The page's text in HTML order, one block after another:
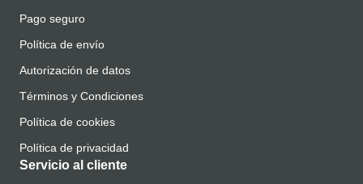
Pago seguro
Política de envío
Autorización de datos
Términos y Condiciones
Política de cookies
Política de privacidad
Servicio al cliente